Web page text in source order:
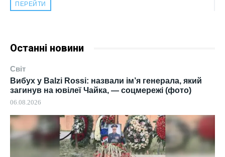
ПЕРЕЙТИ
Останні новини
Світ
Вибух у Balzi Rossi: назвали ім’я генерала, який
загинув на ювілеї Чайка, — соцмережі (фото)
06.08.2026